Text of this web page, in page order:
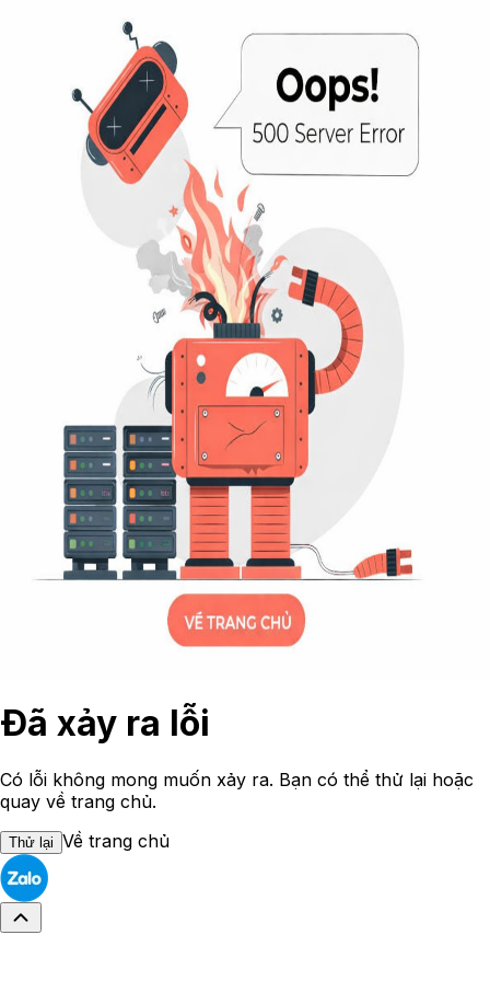
Đã xảy ra lỗi
Có lỗi không mong muốn xảy ra. Bạn có thể thử lại hoặc
quay về trang chủ.
Thử lại Về trang chủ